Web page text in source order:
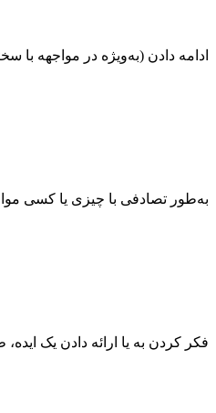
ادامه دادن (به‌ویژه در مواجهه با
به‌طور تصادفی با چیزی یا کسی
فکر کردن به یا ارائه دادن یک